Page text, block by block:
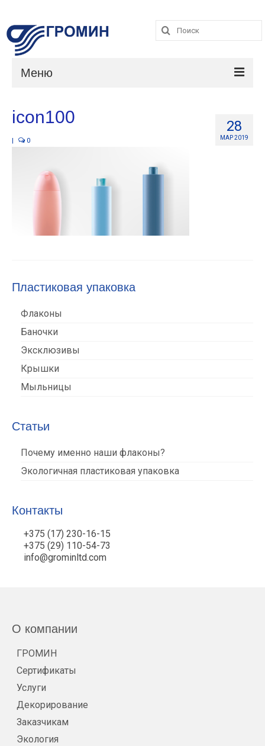
Поиск:
Меню
Контакты
28
МАР 2019
icon100
0
Пластиковая упаковка
Флаконы
Баночки
Эксклюзивы
Крышки
Мыльницы
Статьи
Почему именно наши флаконы?
Экологичная пластиковая упаковка
Контакты
+375 (17) 230-16-15
+375 (29) 110-54-73
info@grominltd.com
О компании
ГРОМИН
Сертификаты
Услуги
Декорирование
Заказчикам
Экология